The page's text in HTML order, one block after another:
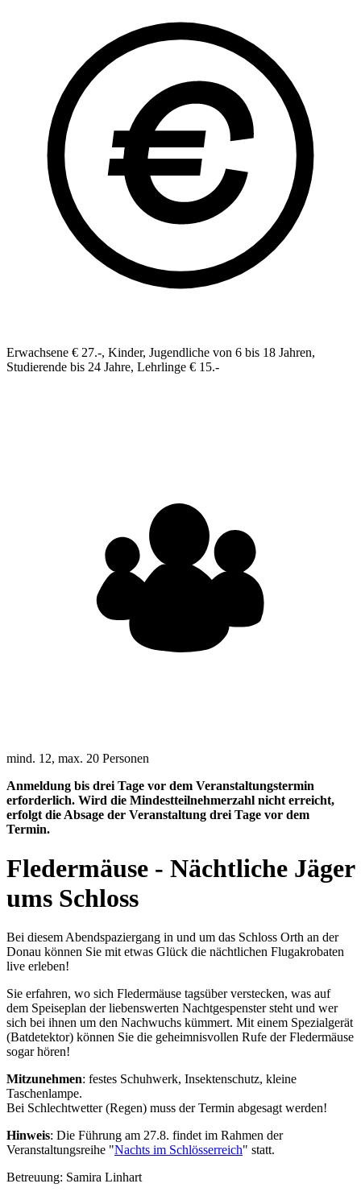
Erwachsene € 27.-, Kinder, Jugendliche von 6 bis 18 Jahren,
Studierende bis 24 Jahre, Lehrlinge € 15.-
mind. 12, max. 20 Personen
Anmeldung bis drei Tage vor dem Veranstaltungstermin
erforderlich. Wird die Mindestteilnehmerzahl nicht erreicht,
erfolgt die Absage der Veranstaltung drei Tage vor dem
Termin.
Fledermäuse - Nächtliche Jäger
ums Schloss
Bei diesem Abendspaziergang in und um das Schloss Orth an der
Donau können Sie mit etwas Glück die nächtlichen Flugakrobaten
live erleben!
Sie erfahren, wo sich Fledermäuse tagsüber verstecken, was auf
dem Speiseplan der liebenswerten Nachtgespenster steht und wer
sich bei ihnen um den Nachwuchs kümmert. Mit einem Spezialgerät
(Batdetektor) können Sie die geheimnisvollen Rufe der Fledermäuse
sogar hören!
Mitzunehmen: festes Schuhwerk, Insektenschutz, kleine
Taschenlampe.
Bei Schlechtwetter (Regen) muss der Termin abgesagt werden!
Hinweis: Die Führung am 27.8. findet im Rahmen der
Veranstaltungsreihe "Nachts im Schlösserreich" statt.
Betreuung: Samira Linhart